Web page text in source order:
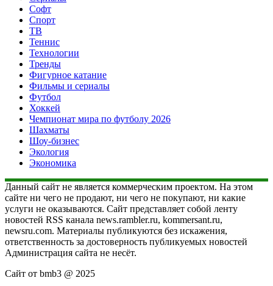
Софт
Спорт
ТВ
Теннис
Технологии
Тренды
Фигурное катание
Фильмы и сериалы
Футбол
Хоккей
Чемпионат мира по футболу 2026
Шахматы
Шоу-бизнес
Экология
Экономика
Данный сайт не является коммерческим проектом. На этом
сайте ни чего не продают, ни чего не покупают, ни какие
услуги не оказываются. Сайт представляет собой ленту
новостей RSS канала news.rambler.ru, kommersant.ru,
newsru.com. Материалы публикуются без искажения,
ответственность за достоверность публикуемых новостей
Администрация сайта не несёт.
Сайт от bmb3 @ 2025